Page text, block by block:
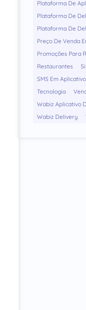
Plataforma De
Plataforma De
Plataforma De
Preço De Venda
Promoções Para
Restaurantes
SMS Em
Tecnologia
Wabiz Aplicativo
Wabiz Delivery